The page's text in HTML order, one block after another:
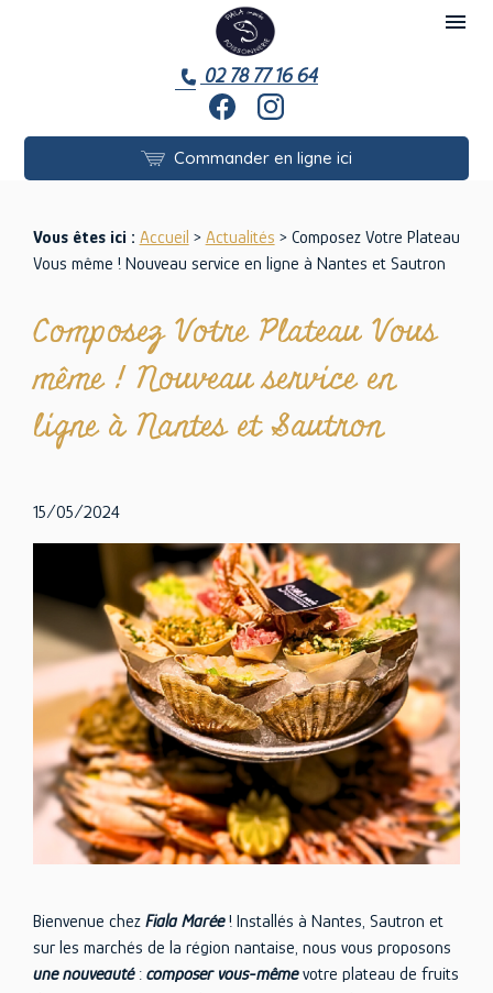
menu
02 78 77 16 64
Commander en ligne ici
Vous êtes ici : Accueil > Actualités > Composez Votre Plateau
Vous même ! Nouveau service en ligne à Nantes et Sautron
Composez Votre Plateau Vous
même ! Nouveau service en
ligne à Nantes et Sautron
15/05/2024
Bienvenue chez Fiala Marée! Installés à Nantes, Sautron et
sur les marchés de la région nantaise, nous vous proposons
une nouveauté: composer vous-même votre plateau de fruits
Panneau de gestion des cookies